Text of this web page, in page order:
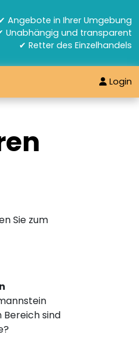
Angebote in Ihrer Umgebung
Unabhängig und transparent
✔ Retter des Einzelhandels
Login
Sie zum
sind